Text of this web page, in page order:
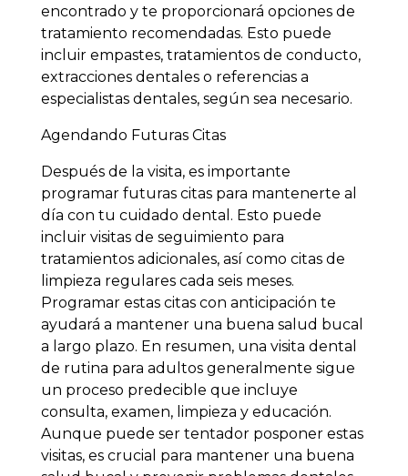
encontrado y te proporcionará opciones de
tratamiento recomendadas. Esto puede
incluir empastes, tratamientos de conducto,
extracciones dentales o referencias a
especialistas dentales, según sea necesario.
Agendando Futuras Citas
Después de la visita, es importante
programar futuras citas para mantenerte al
día con tu cuidado dental. Esto puede
incluir visitas de seguimiento para
tratamientos adicionales, así como citas de
limpieza regulares cada seis meses.
Programar estas citas con anticipación te
ayudará a mantener una buena salud bucal
a largo plazo. En resumen, una visita dental
de rutina para adultos generalmente sigue
un proceso predecible que incluye
consulta, examen, limpieza y educación.
Aunque puede ser tentador posponer estas
visitas, es crucial para mantener una buena